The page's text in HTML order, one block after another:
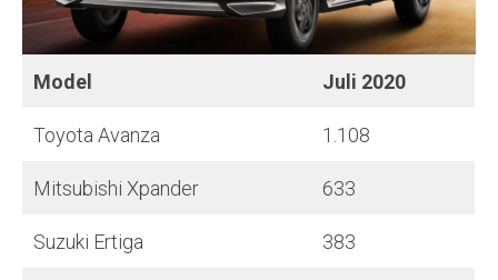
Model Juli 2020
Toyota Avanza 1.108
Mitsubishi Xpander 633
Suzuki Ertiga 383